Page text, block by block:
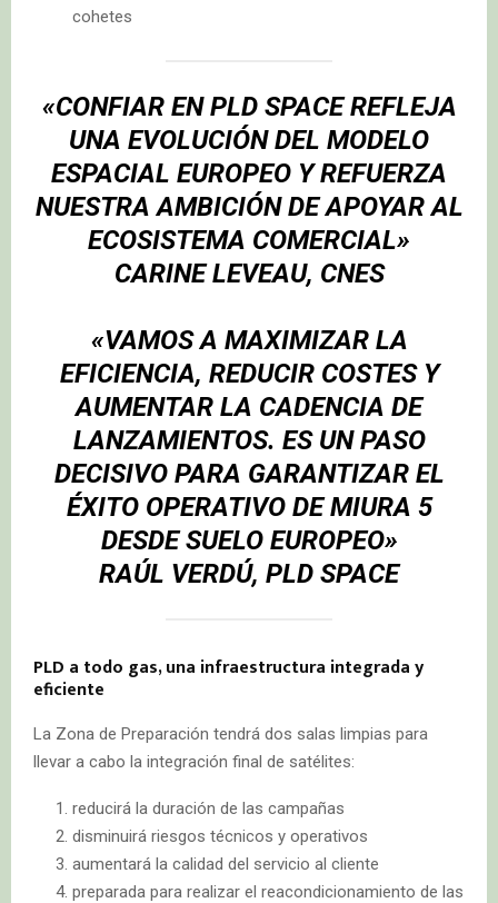
cohetes
«CONFIAR EN PLD SPACE REFLEJA
UNA EVOLUCIÓN DEL MODELO
ESPACIAL EUROPEO Y REFUERZA
NUESTRA AMBICIÓN DE APOYAR AL
ECOSISTEMA COMERCIAL»
CARINE LEVEAU, CNES
«VAMOS A MAXIMIZAR LA
EFICIENCIA, REDUCIR COSTES Y
AUMENTAR LA CADENCIA DE
LANZAMIENTOS. ES UN PASO
DECISIVO PARA GARANTIZAR EL
ÉXITO OPERATIVO DE MIURA 5
DESDE SUELO EUROPEO»
RAÚL VERDÚ, PLD SPACE
PLD a todo gas, una infraestructura integrada y
eficiente
La Zona de Preparación tendrá dos salas limpias para
llevar a cabo la integración final de satélites:
reducirá la duración de las campañas
disminuirá riesgos técnicos y operativos
aumentará la calidad del servicio al cliente
preparada para realizar el reacondicionamiento de las